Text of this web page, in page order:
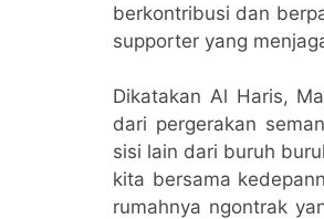
berkontribusi dan
supporter yang
Dikatakan Al Haris,
dari pergerakan
sisi lain dari buruh
kita bersama
rumahnya ngontrak